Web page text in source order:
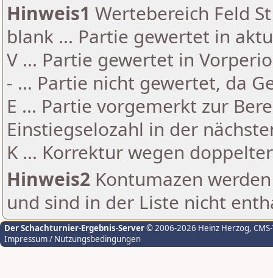
Hinweis1 Wertebereich Feld
blank ... Partie gewertet in
V ... Partie gewertet in
- ... Partie nicht gewertet, da
E ... Partie vorgemerkt zur
Einstiegselozahl in der
K ... Korrektur wegen
Hinweis2 Kontumazen
und sind in der Liste nicht
Der Schachturnier-Ergebnis-Server© 2006-2026 Heinz Herzog,
Impressum / Nutzungsbedingungen